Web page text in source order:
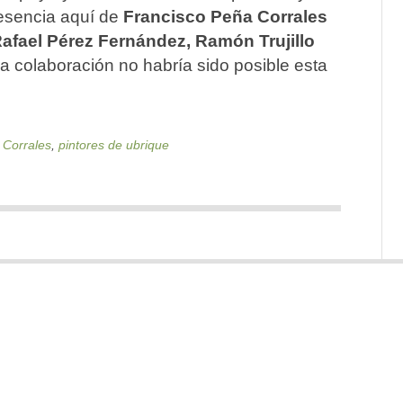
aquí de Francisco Peña Corrales
Pérez Fernández, Ramón Trujillo
colaboración no habría sido posible esta
Corrales pintores de ubrique